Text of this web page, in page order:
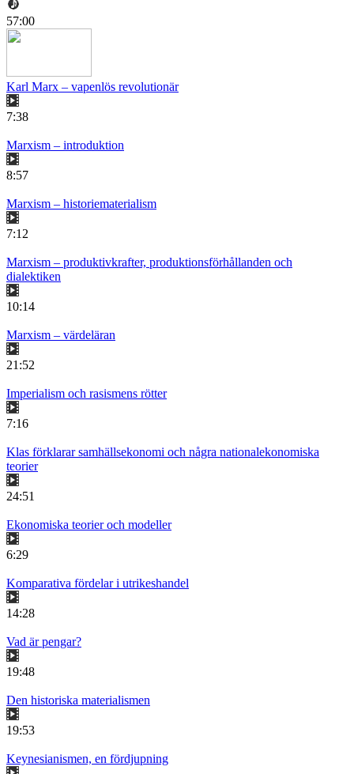
57:00
Karl Marx – vapenlös revolutionär
7:38
Marxism – introduktion
8:57
Marxism – historiematerialism
7:12
Marxism – produktivkrafter, produktionsförhållanden och
dialektiken
10:14
Marxism – värdeläran
21:52
Imperialism och rasismens rötter
7:16
Klas förklarar samhällsekonomi och några nationalekonomiska
teorier
24:51
Ekonomiska teorier och modeller
6:29
Komparativa fördelar i utrikeshandel
14:28
Vad är pengar?
19:48
Den historiska materialismen
19:53
Keynesianismen, en fördjupning